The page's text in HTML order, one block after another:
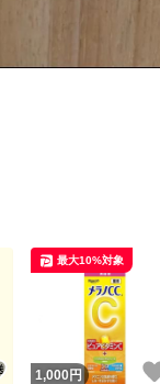
いいね！
1,000 円
最大10%対象